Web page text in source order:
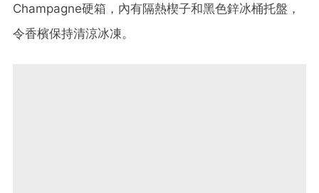
Champagne硬箱，內有隔熱楔子和黑色鋅冰桶托盤，
令香檳保持清涼冰凍。